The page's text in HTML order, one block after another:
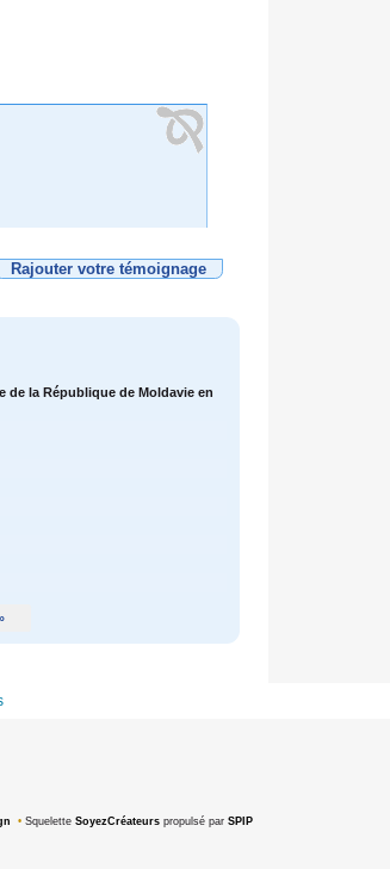
Rajouter votre témoignage
de la République de Moldavie en
•Squelette SoyezCréateurspropulsé par SPIP